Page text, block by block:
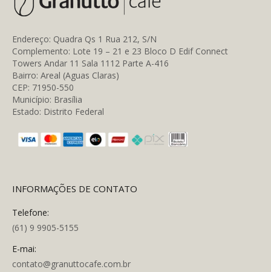
Endereço: Quadra Qs 1 Rua 212, S/N
Complemento: Lote 19 – 21 e 23 Bloco D Edif Connect
Towers Andar 11 Sala 1112 Parte A-416
Bairro: Areal (Aguas Claras)
CEP: 71950-550
Município: Brasília
Estado: Distrito Federal
INFORMAÇÕES DE CONTATO
Telefone:
(61) 9 9905-5155
E-mai:
contato@granuttocafe.com.br